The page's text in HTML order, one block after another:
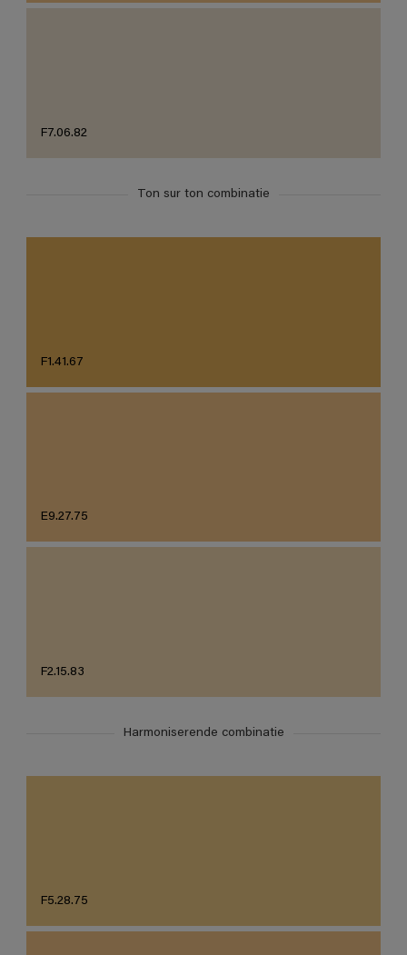
F7.06.82
Ton sur ton combinatie
F1.41.67
E9.27.75
F2.15.83
Harmoniserende combinatie
F5.28.75